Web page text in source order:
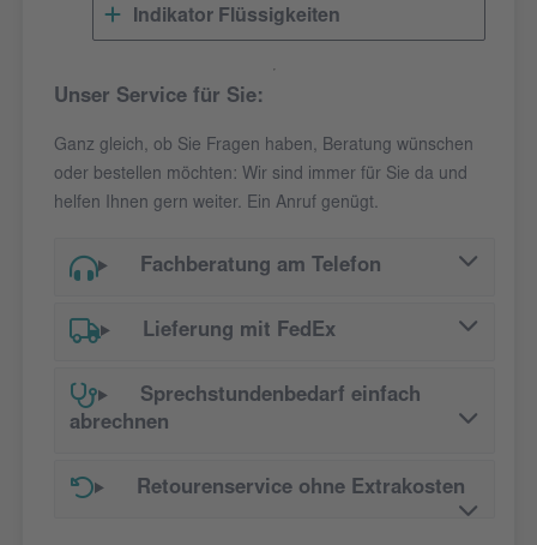
Indikator Flüssigkeiten
Unser Service für Sie:
Ganz gleich, ob Sie Fragen haben, Beratung wünschen
oder bestellen möchten: Wir sind immer für Sie da und
helfen Ihnen gern weiter. Ein Anruf genügt.
Fachberatung am Telefon
Lieferung mit FedEx
Sprechstundenbedarf einfach
abrechnen
Retourenservice ohne Extrakosten